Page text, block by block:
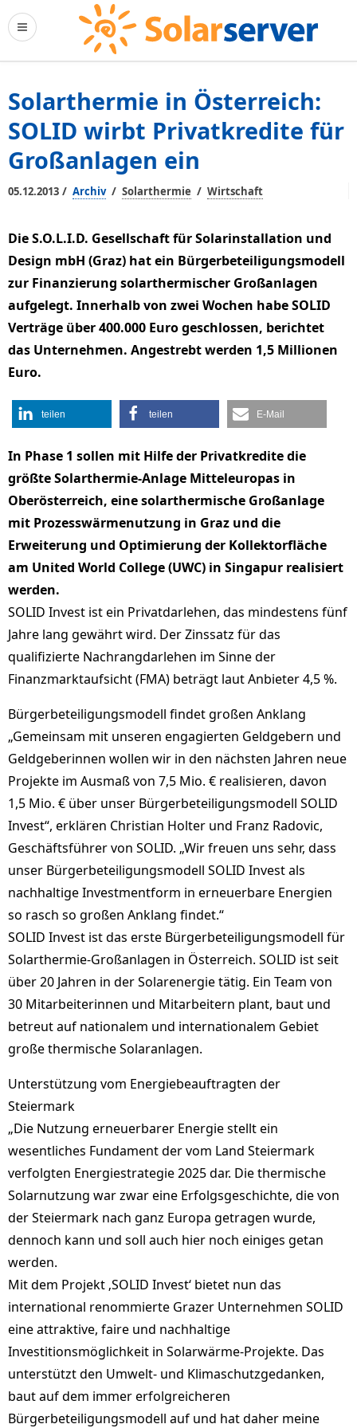
Solarthermie in Österreich:
SOLID wirbt Privatkredite für
Großanlagen ein
05.12.2013 / Archiv / Solarthermie / Wirtschaft
Die S.O.L.I.D. Gesellschaft für Solarinstallation und
Design mbH (Graz) hat ein Bürgerbeteiligungsmodell
zur Finanzierung solarthermischer Großanlagen
aufgelegt. Innerhalb von zwei Wochen habe SOLID
Verträge über 400.000 Euro geschlossen, berichtet
das Unternehmen. Angestrebt werden 1,5 Millionen
Euro.
teilen teilen E-Mail
In Phase 1 sollen mit Hilfe der Privatkredite die
größte Solarthermie-Anlage Mitteleuropas in
Oberösterreich, eine solarthermische Großanlage
mit Prozesswärmenutzung in Graz und die
Erweiterung und Optimierung der Kollektorfläche
am United World College (UWC) in Singapur realisiert
werden.
SOLID Invest ist ein Privatdarlehen, das mindestens fünf
Jahre lang gewährt wird. Der Zinssatz für das
qualifizierte Nachrangdarlehen im Sinne der
Finanzmarktaufsicht (FMA) beträgt laut Anbieter 4,5 %.
Bürgerbeteiligungsmodell findet großen Anklang
„Gemeinsam mit unseren engagierten Geldgebern und
Geldgeberinnen wollen wir in den nächsten Jahren neue
Projekte im Ausmaß von 7,5 Mio. € realisieren, davon
1,5 Mio. € über unser Bürgerbeteiligungsmodell SOLID
Invest“, erklären Christian Holter und Franz Radovic,
Geschäftsführer von SOLID. „Wir freuen uns sehr, dass
unser Bürgerbeteiligungsmodell SOLID Invest als
nachhaltige Investmentform in erneuerbare Energien
so rasch so großen Anklang findet.“
SOLID Invest ist das erste Bürgerbeteiligungsmodell für
Solarthermie-Großanlagen in Österreich. SOLID ist seit
über 20 Jahren in der Solarenergie tätig. Ein Team von
30 Mitarbeiterinnen und Mitarbeitern plant, baut und
betreut auf nationalem und internationalem Gebiet
große thermische Solaranlagen.
Unterstützung vom Energiebeauftragten der
Steiermark
„Die Nutzung erneuerbarer Energie stellt ein
wesentliches Fundament der vom Land Steiermark
verfolgten Energiestrategie 2025 dar. Die thermische
Solarnutzung war zwar eine Erfolgsgeschichte, die von
der Steiermark nach ganz Europa getragen wurde,
dennoch kann und soll auch hier noch einiges getan
werden.
Mit dem Projekt ‚SOLID Invest‘ bietet nun das
international renommierte Grazer Unternehmen SOLID
eine attraktive, faire und nachhaltige
Investitionsmöglichkeit in Solarwärme-Projekte. Das
unterstützt den Umwelt- und Klimaschutzgedanken,
baut auf dem immer erfolgreicheren
Bürgerbeteiligungsmodell auf und hat daher meine